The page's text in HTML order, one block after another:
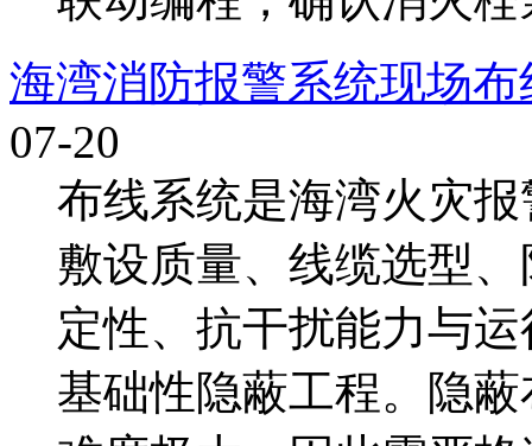
海湾消防报警系统现场
07-20
布线系统是海湾火灾
敷设质量、线缆选型
定性、抗干扰能力与
基础性隐蔽工程。隐